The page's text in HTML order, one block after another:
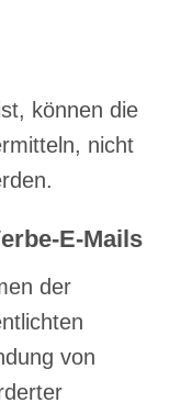
können die
nicht
E-Mails
der
von